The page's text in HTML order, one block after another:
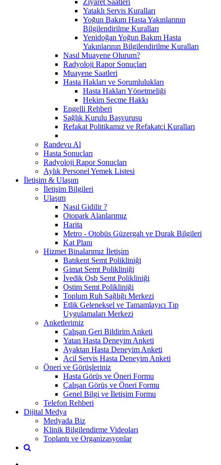
Yataklı Servis Kuralları
Yoğun Bakım Hasta Yakınlarının
Bilgilendirilme Kuralları
Yenidoğan Yoğun Bakım Hasta
Yakınlarının Bilgilendirilme Kuralları
Nasıl Muayene Olurum?
Radyoloji Rapor Sonuçları
Muayene Saatleri
Hasta Hakları ve Sorumlulukları
Hasta Hakları Yönetmeliği
Hekim Seçme Hakkı
Engelli Rehberi
Sağlık Kurulu Başvurusu
Refakat Politikamız ve Refakatçi Kuralları
Randevu Al
Hasta Sonuçları
Radyoloji Rapor Sonuçları
Aylık Personel Yemek Listesi
İletişim & Ulaşım
İletişim Bilgileri
Ulaşım
Nasıl Gidilir ?
Otopark Alanlarımız
Harita
Metro - Otobüs Güzergah ve Durak Bilgileri
Kat Planı
Hizmet Binalarımız İletişim
Batıkent Semt Polikliniği
Gimat Semt Polikliniği
İvedik Osb Semt Polikliniği
Ostim Semt Polikliniği
Toplum Ruh Sağlığı Merkezi
Etlik Geleneksel ve Tamamlayıcı Tıp
Uygulamaları Merkezi
Anketlerimiz
Çalışan Geri Bildirim Anketi
Yatan Hasta Deneyim Anketi
Ayaktan Hasta Deneyim Anketi
Acil Servis Hasta Deneyim Anketi
Öneri ve Görüşleriniz
Hasta Görüş ve Öneri Formu
Çalışan Görüş ve Öneri Formu
Genel Bilgi ve İletişim Formu
Telefon Rehberi
Dijital Medya
Medyada Biz
Klinik Bilgilendirme Videoları
Toplantı ve Organizasyonlar